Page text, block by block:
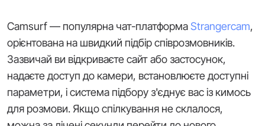
Camsurf — популярна чат-платформаStrangercam,
орієнтована на швидкий підбір співрозмовників.
Зазвичай ви відкриваєте сайт або застосунок,
надаєте доступ до камери, встановлюєте доступні
параметри, і система підбору з'єднує вас із кимось
для розмови. Якщо спілкування не склалося,